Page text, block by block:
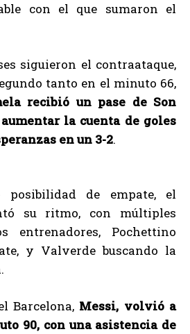
con el que sumaron el
siguieron el contraataque,
tanto en el minuto 66,
recibió un pase de Son
la cuenta de goles
en un 3-2.
posibilidad de empate, el
su ritmo, con múltiples
entrenadores, Pochettino
y Valverde buscando la
Barcelona, Messi, volvió a
90, con una asistencia de